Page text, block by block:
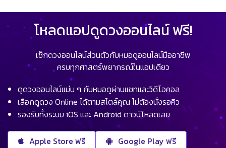
โหลดแอปดูดวงออนไลน์ ฟรี!
เช็กดวงออนไลน์ส่วนตัวกับหมอดูออนไลน์มืออาชีพ
ครบทุกศาสตร์พยากรณ์ในแอปเดียว
ดูดวงออนไลน์แม่น ๆ กับหมอดูผ่านแชทและวิดีโอคอล
เลือกดูดวง Online ได้ตามสไตล์คุณ ไม่ต้องนั่งรอคิว
รองรับทั้งระบบ iOS และ Android ดาวน์โหลดเลย
Apple Store ฟรี Google Play ฟรี